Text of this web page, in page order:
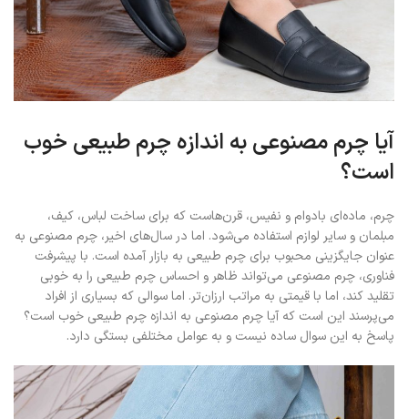
آیا چرم مصنوعی به اندازه چرم طبیعی خوب
است؟
چرم، ماده‌ای بادوام و نفیس، قرن‌هاست که برای ساخت لباس، کیف،
مبلمان و سایر لوازم استفاده می‌شود. اما در سال‌های اخیر، چرم مصنوعی به
عنوان جایگزینی محبوب برای چرم طبیعی به بازار آمده است. با پیشرفت
فناوری، چرم مصنوعی می‌تواند ظاهر و احساس چرم طبیعی را به خوبی
تقلید کند، اما با قیمتی به مراتب ارزان‌تر. اما سوالی که بسیاری از افراد
می‌پرسند این است که آیا چرم مصنوعی به اندازه چرم طبیعی خوب است؟
پاسخ به این سوال ساده نیست و به عوامل مختلفی بستگی دارد.